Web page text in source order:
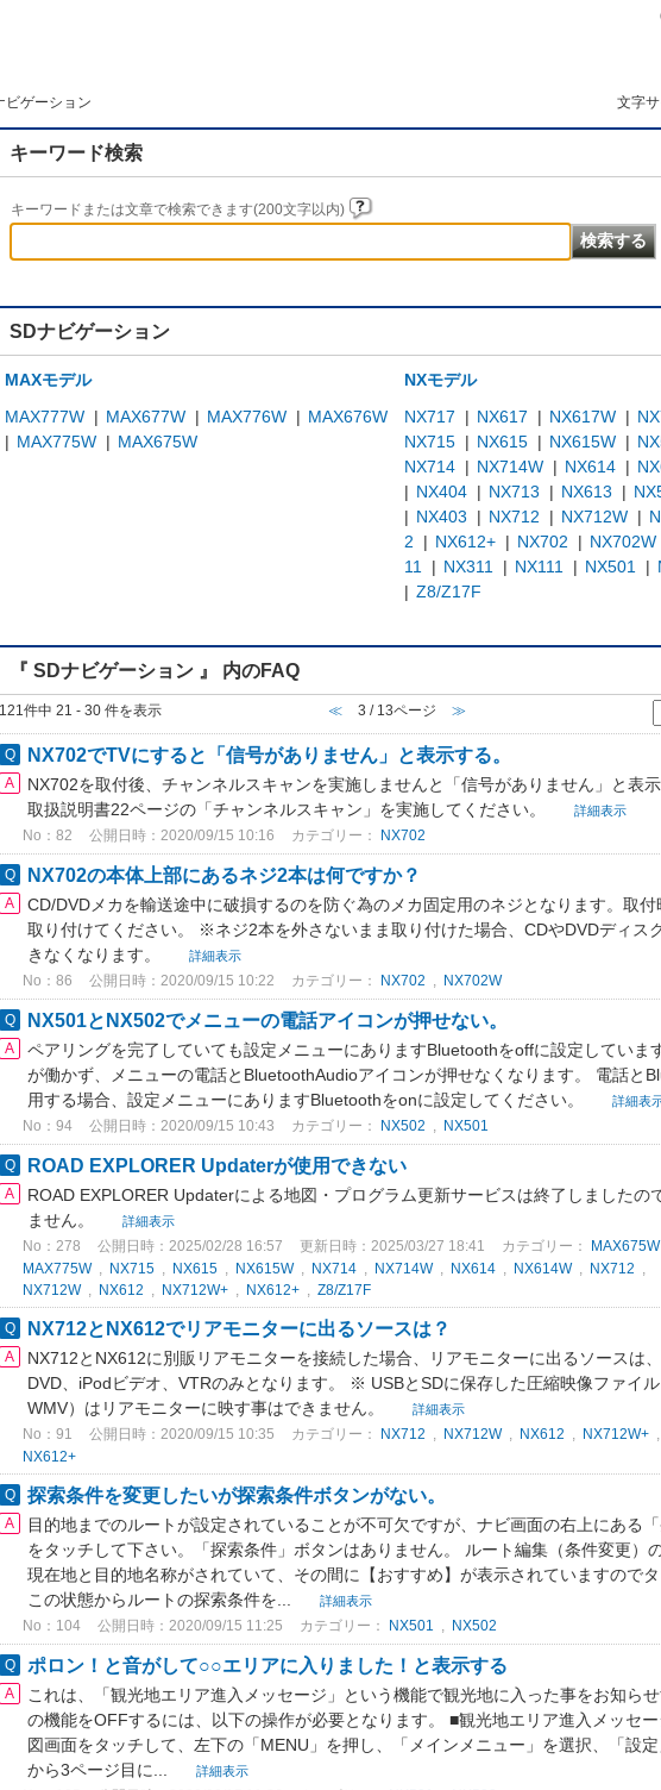
文字
ビゲーション
キーワード検索
キーワードまたは文章で検索できます(200文字以内)
SDナビゲーション
MAXモデル
MAX777W | MAX677W | MAX776W | MAX676W
| MAX775W | MAX675W
NXモデル
NX717
| NX617 | NX617W |
NX715 | NX615 | NX615W |
NX714 | NX714W | NX614 |
| NX404 | NX713 | NX613 |
| NX403 | NX712 | NX712W |
2
| NX612+ | NX702 | NX702W
11
| NX311 | NX111 | NX501 |
| Z8/Z17F
『 SDナビゲーション 』 内のFAQ
121件中 21 - 30 件を表示 ≪ 3 / 13ページ ≫
NX702でTVにすると「信号がありません」と表示する。
NX702を取付後、チャンネルスキャンを実施しませんと「信号がありません」と表示
取扱説明書22ページの「チャンネルスキャン」を実施してください。
詳細表示
No：82 公開日時：2020/09/15 10:16 カテゴリー： NX702
NX702の本体上部にあるネジ2本は何ですか？
CD/DVDメカを輸送途中に破損するのを防ぐ為のメカ固定用のネジとなります。取
取り付けてください。 ※ネジ2本を外さないまま取り付けた場合、CDやDVDディス
きなくなります。
詳細表示
No：86 公開日時：2020/09/15 10:22 カテゴリー： NX702 , NX702W
NX501とNX502でメニューの電話アイコンが押せない。
ペアリングを完了していても設定メニューにありますBluetoothをoffに設定していま
が働かず、メニューの電話とBluetoothAudioアイコンが押せなくなります。 電話と
用する場合、設定メニューにありますBluetoothをonに設定してください。
詳細表
No：94 公開日時：2020/09/15 10:43 カテゴリー： NX502 , NX501
ROAD EXPLORER Updaterが使用できない
ROAD EXPLORER Updaterによる地図・プログラム更新サービスは終了しましたの
ません。
詳細表示
No：278 公開日時：2025/02/28 16:57 更新日時：2025/03/27 18:41 カテゴリー： MAX675W
MAX775W, NX715 , NX615 , NX615W, NX714 , NX714W, NX614 , NX614W, NX712 ,
NX712W, NX612 , NX712W+ , NX612+ , Z8/Z17F
NX712とNX612でリアモニターに出るソースは？
NX712とNX612に別販リアモニターを接続した場合、リアモニターに出るソースは、
DVD、iPodビデオ、VTRのみとなります。 ※ USBとSDに保存した圧縮映像ファイル
WMV）はリアモニターに映す事はできません。
詳細表示
No：91 公開日時：2020/09/15 10:35 カテゴリー： NX712 , NX712W, NX612 , NX712W+ ,
NX612+
探索条件を変更したいが探索条件ボタンがない。
目的地までのルートが設定されていることが不可欠ですが、ナビ画面の右上にある
をタッチして下さい。「探索条件」ボタンはありません。 ルート編集（条件変更）
現在地と目的地名称がされていて、その間に【おすすめ】が表示されていますのでタ
この状態からルートの探索条件を...
詳細表示
No：104 公開日時：2020/09/15 11:25 カテゴリー： NX501 , NX502
ポロン！と音がして○○エリアに入りました！と表示する
これは、「観光地エリア進入メッセージ」という機能で観光地に入った事をお知ら
の機能をOFFするには、以下の操作が必要となります。 ■観光地エリア進入メッセ
図画面をタッチして、左下の「MENU」を押し、「メインメニュー」を選択、「設定
から3ページ目に...
詳細表示